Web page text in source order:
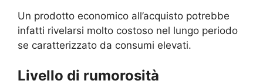
Un prodotto economico all’acquisto potrebbe
infatti rivelarsi molto costoso nel lungo periodo
se caratterizzato da consumi elevati.
Livello di rumorosità